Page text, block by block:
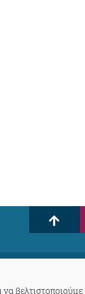
βελτιστοποιούμε